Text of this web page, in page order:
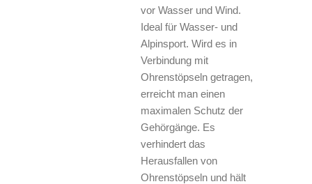
vor Wasser und Wind.
Ideal für Wasser- und
Alpinsport. Wird es in
Verbindung mit
Ohrenstöpseln getragen,
erreicht man einen
maximalen Schutz der
Gehörgänge. Es
verhindert das
Herausfallen von
Ohrenstöpseln und hält